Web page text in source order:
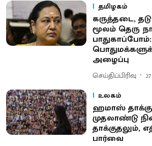
தமிழகம்
கருத்தடை,
மூலம் தெரு
பாதுகாப்போம்:
அழைப்பு
செய்திப்பிரிவு
உலகம்
ஹமாஸ்
முதலாண்டு
தாக்குதலும்,
பார்வை